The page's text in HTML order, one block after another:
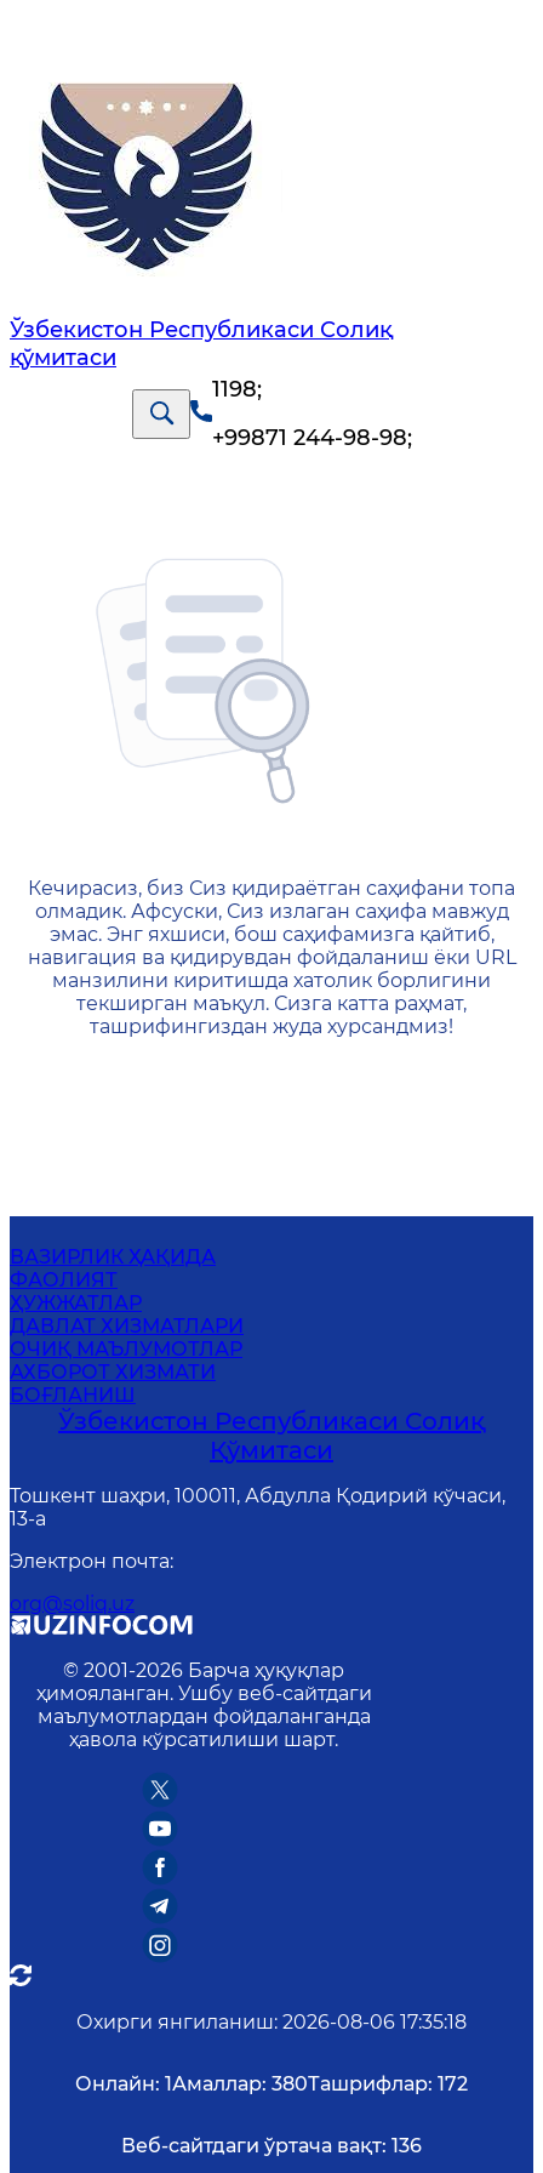
Ўзбекистон Республикаси Солиқ
қўмитаси
1198;
+99871 244-98-98;
404 — Страница не
Кечирасиз, биз Сиз қидираётган саҳифани топа
олмадик. Афсуски, Сиз излаган саҳифа мавжуд
эмас. Энг яхшиси, бош саҳифамизга қайтиб,
навигация ва қидирувдан фойдаланиш ёки URL
манзилини киритишда хатолик борлигини
текширган маъқул. Сизга катта раҳмат,
ташрифингиздан жуда хурсандмиз!
ВАЗИРЛИК ҲАҚИДА
ФАОЛИЯТ
ҲУЖЖАТЛАР
ДАВЛАТ ХИЗМАТЛАРИ
ОЧИҚ МАЪЛУМОТЛАР
АХБОРОТ ХИЗМАТИ
БОҒЛАНИШ
Ўзбекистон Республикаси Солиқ
Қўмитаси
Тошкент шаҳри, 100011, Абдулла Қодирий кўчаси,
13-a
Электрон почта:
org@soliq.uz
© 2001-2026 Барча ҳуқуқлар
ҳимояланган. Ушбу веб-сайтдаги
маълумотлардан фойдаланганда
ҳавола кўрсатилиши шарт.
Охирги янгиланиш: 2026-08-06 17:35:18
Онлайн: 1Амаллар: 380Ташрифлар: 172
Веб-сайтдаги ўртача вақт: 136